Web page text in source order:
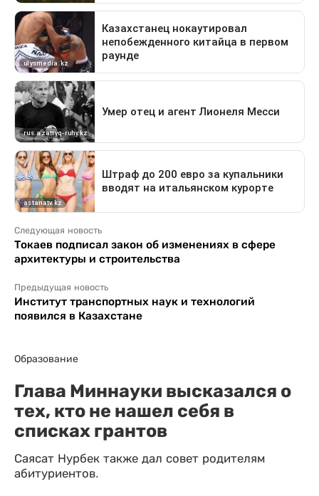
Следующая новость
Токаев подписал закон об изменениях в сфере
архитектуры и строительства
Предыдущая новость
Институт транспортных наук и технологий
появился в Казахстане
Образование
Глава Миннауки высказался о
тех, кто не нашел себя в
списках грантов
Саясат Нурбек также дал совет родителям
абитуриентов.